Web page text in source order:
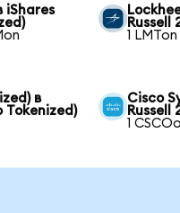
iShares
Russell
1
в
Tokenized)
Cisco
Russell
1